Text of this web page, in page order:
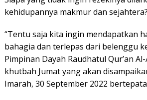
kehidupannya makmur dan sejahtera?
“Tentu saja kita ingin mendapatkan
bahagia dan terlepas dari belenggu
Pimpinan Dayah Raudhatul Qur’an
khutbah Jumat yang akan
Imarah, 30 September 2022